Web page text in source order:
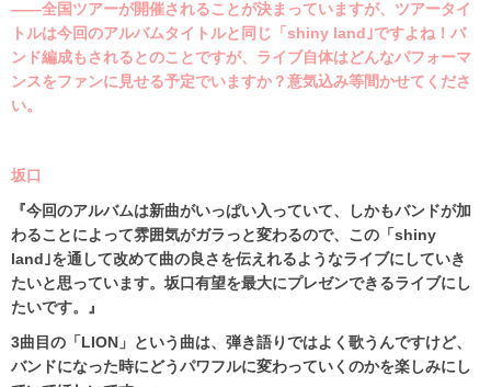
――全国ツアーが開催されることが決まっていますが、ツアータイ
トルは今回のアルバムタイトルと同じ「shiny land｣ですよね！バ
ンド編成もされるとのことですが、ライブ自体はどんなパフォーマ
ンスをファンに見せる予定でいますか？意気込み等間かせてくださ
い。
坂口
『今回のアルバムは新曲がいっぱい入っていて、しかもバンドが加
わることによって雰囲気がガラっと変わるので、この「shiny
land ｣を通して改めて曲の良さを伝えれるようなライブにしていき
たいと思っています。坂口有望を最大にプレゼンできるライブにし
たいです。』
3曲目の「LION」という曲は、弾き語りではよく歌うんですけど、
バンドになった時にどうパワフルに変わっていくのかを楽しみにし